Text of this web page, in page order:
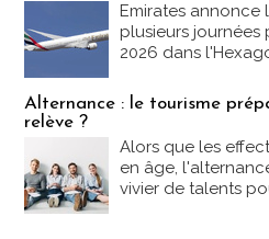
Emirates annonce
plusieurs journées
2026 dans
Alternance : le tourisme
relève ?
Alors que les
en âge,
vivier de talents